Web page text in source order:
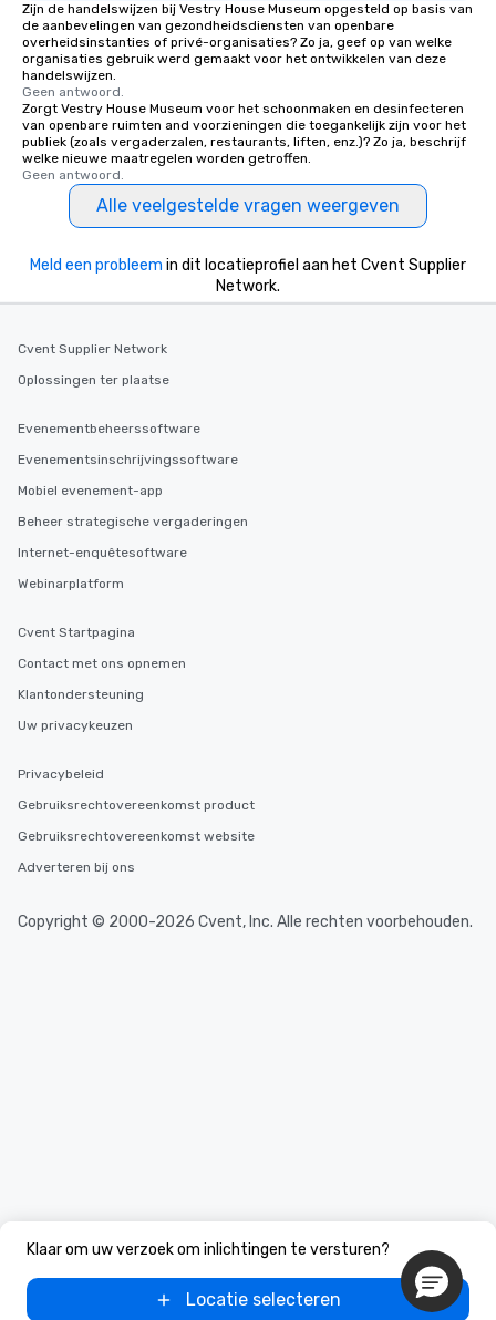
Zijn de handelswijzen bij Vestry House Museum opgesteld op basis van
de aanbevelingen van gezondheidsdiensten van openbare
overheidsinstanties of privé-organisaties? Zo ja, geef op van welke
organisaties gebruik werd gemaakt voor het ontwikkelen van deze
handelswijzen.
Geen antwoord.
Zorgt Vestry House Museum voor het schoonmaken en desinfecteren
van openbare ruimten and voorzieningen die toegankelijk zijn voor het
publiek (zoals vergaderzalen, restaurants, liften, enz.)? Zo ja, beschrijf
welke nieuwe maatregelen worden getroffen.
Geen antwoord.
Alle veelgestelde vragen weergeven
Klaar om uw verzoek om inlichtingen te versturen?
Locatie selecteren
Meld een probleem in dit locatieprofiel aan het Cvent Supplier
Network.
Cvent Supplier Network
Oplossingen ter plaatse
Evenementbeheerssoftware
Evenementsinschrijvingssoftware
Mobiel evenement-app
Beheer strategische vergaderingen
Internet-enquêtesoftware
Webinarplatform
Cvent Startpagina
Contact met ons opnemen
Klantondersteuning
Uw privacykeuzen
Privacybeleid
Gebruiksrechtovereenkomst product
Gebruiksrechtovereenkomst website
Adverteren bij ons
Copyright © 2000-2026 Cvent, Inc. Alle rechten voorbehouden.